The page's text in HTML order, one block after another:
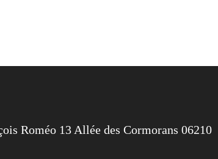
Roméo 13 Allée des Cormorans 06210